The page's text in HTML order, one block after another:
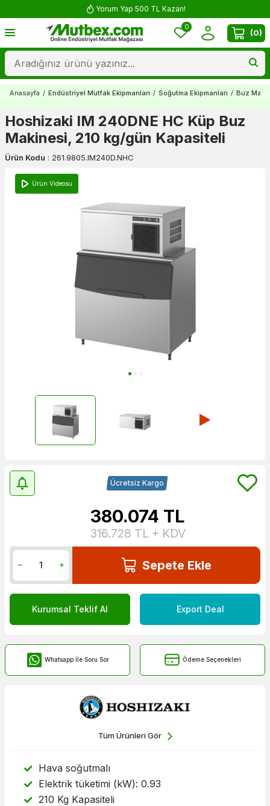
Yorum Yap 500 TL Kazan!
0
(0)
Anasayfa / Endüstriyel Mutfak Ekipmanları / Soğutma Ekipmanları / Buz
Hoshizaki IM 240DNE HC Küp Buz
Makinesi, 210 kg/gün Kapasiteli
Ürün Kodu : 261.9805.IM240D.NHC
Ürün Videosu
Ücretsiz Kargo
380.074 TL
316.728 TL + KDV
Sepete Ekle
Kurumsal Teklif Al Export Deal
Whatsapp İle Soru Sor Ödeme Seçenekleri
Tüm Ürünleri Gör
Hava soğutmalı
Elektrik tüketimi (kW): 0.93
210 Kg Kapasiteli